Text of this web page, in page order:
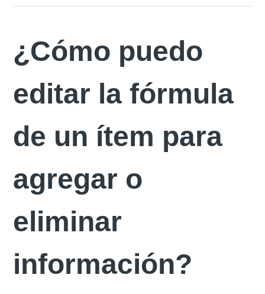
¿Cómo puedo
editar la fórmula
de un ítem para
agregar o
eliminar
información?